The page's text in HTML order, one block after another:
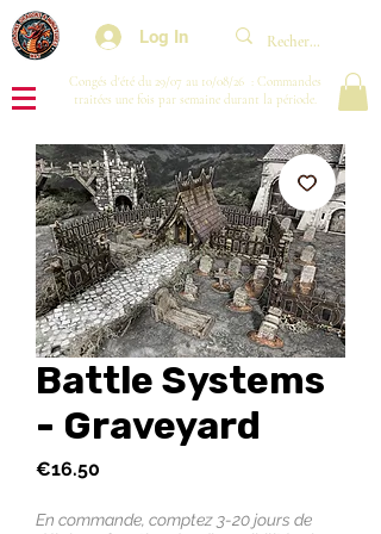
Log In
Congés d'été du 29/07 au 10/08/26 : Commandes
traitées une fois par semaine durant la période.
Battle Systems
- Graveyard
€16.50
En commande, comptez 3-20 jours de